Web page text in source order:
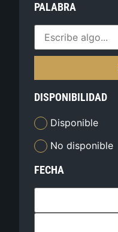
PALABRA
DISPONIBILIDAD
Disponible
No disponible
FECHA